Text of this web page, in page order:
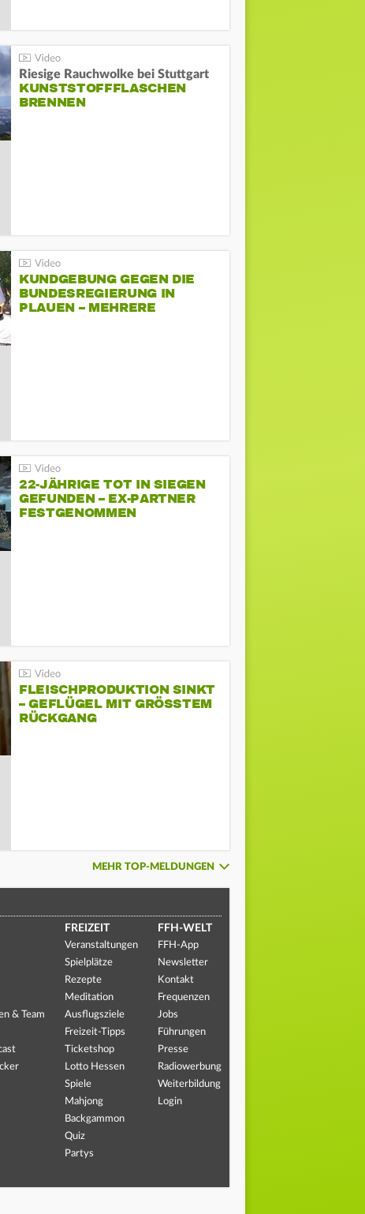
Riesige Rauchwolke bei Stuttgart
KUNSTSTOFFFLASCHEN
BRENNEN
KUNDGEBUNG GEGEN DIE
BUNDESREGIERUNG IN
PLAUEN – MEHRERE
22-JÄHRIGE TOT IN SIEGEN
GEFUNDEN – EX-PARTNER
FESTGENOMMEN
FLEISCHPRODUKTION SINKT
– GEFLÜGEL MIT GRÖSSTEM R
ÜCKGANG
MEHR TOP-MELDUNGEN
& Team
FREIZEIT
Veranstaltungen
Spielplätze
Rezepte
Meditation
Ausflugsziele
Freizeit-Tipps
Ticketshop
Lotto Hessen
Spiele
Mahjong
Backgammon
Quiz
Partys
FFH-WELT
FFH-App
Newsletter
Kontakt
Frequenzen
Jobs
Führungen
Presse
Radiowerbung
Weiterbildung
Login